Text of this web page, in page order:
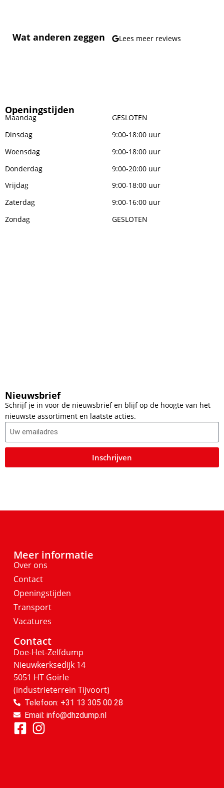
Wat anderen zeggen Lees meer reviews
Openingstijden
Maandag
GESLOTEN
Dinsdag
9:00-18:00 uur
Woensdag
9:00-18:00 uur
Donderdag
9:00-20:00 uur
Vrijdag
9:00-18:00 uur
Zaterdag
9:00-16:00 uur
Zondag
GESLOTEN
Nieuwsbrief
Schrijf je in voor de nieuwsbrief en blijf op de hoogte van het
nieuwste assortiment en laatste acties.
Inschrijven
Meer informatie
Over ons
Contact
Openingstijden
Transport
Vacatures
Contact
Doe-Het-Zelfdump
Nieuwkerksedijk 14
5051 HT Goirle
(industrieterrein Tijvoort)
Telefoon: +31 13 305 00 28
Email: info@dhzdump.nl